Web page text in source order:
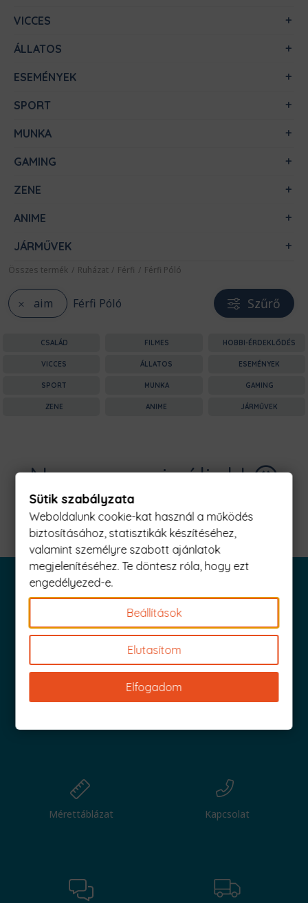
VICCES
ÁLLATOS
ESEMÉNYEK
SPORT
MUNKA
GAMING
ZENE
ANIME
JÁRMŰVEK
Összes termék / Ruházat / Férfi / Férfi Póló
aim Férfi Póló Szűrő
CSALÁD FILMES HOBBI-ÉRDEKLŐDÉS
VICCES ÁLLATOS ESEMÉNYEK
SPORT MUNKA GAMING
ZENE ANIME JÁRMŰVEK
Nagyon sajnáljuk! 😥
Nincs találat erre: "aim Férfi Póló"
Iratkozz fel és küldjük is az 1000 Ft értékű kuponod!
Mérettáblázat Kapcsolat
Sütik szabályzata
Weboldalunk cookie-kat használ a működés
biztosításához, statisztikák készítéséhez,
valamint személyre szabott ajánlatok
megjelenítéséhez. Te döntesz róla, hogy ezt
engedélyezed-e.
Beállítások
Elutasítom
Elfogadom